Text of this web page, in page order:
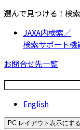
選んで見つける！検
JAXA内検索／
検索サポート機
お問合せ先一覧
English
PC レイアウト表示にする